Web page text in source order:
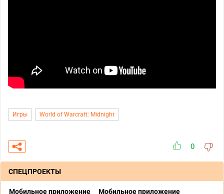
Игры World of Warcraft: Midnight
0
СПЕЦПРОЕКТЫ
Мобильное приложение Мобильное приложение